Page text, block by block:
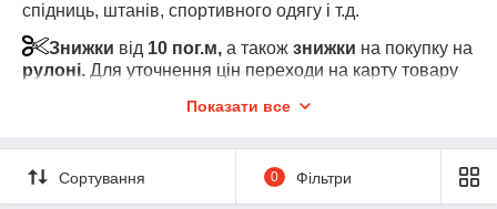
спідниць, штанів, спортивного одягу і т.д.
Знижки від 10 пог.м, а також знижки на покупку на
рулоні. Для уточнення цін переходи на карту товару
Увага!Мінімальний відріз тканини від 1-го пог.м
одного кольору
Показати все
Сортування 0 Фільтри